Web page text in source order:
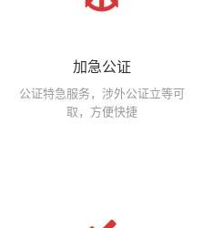
加急公证
公证特急服务，涉外公证立等可
取，方便快捷